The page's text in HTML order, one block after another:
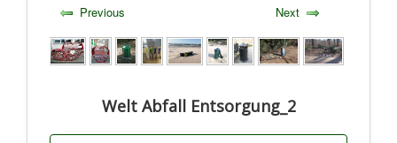
Previous Next
Welt Abfall Entsorgung_2